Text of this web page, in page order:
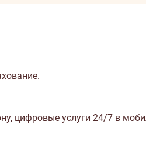
цифровые услуги 24/7 в